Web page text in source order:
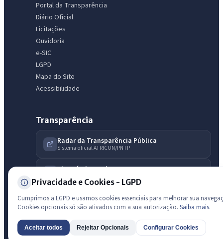
Portal da Transparência
Diário Oficial
Licitações
Ouvidoria
e-SIC
LGPD
Mapa do Site
Acessibilidade
Transparência
Radar da Transparência Pública
Sistema oficial ATRICON/PNTP
Diagnóstico Atricon
Privacidade e Cookies - LGPD
Cumprimos a LGPD e usamos cookies essenciais para melhorar sua
Cookies opcionais só são ativados com a sua autorização. Saiba mais.
Aceitar todos Rejeitar Opcionais Configurar Cookies
Olá. Pergunte sobre serviços, notícias, legislação, Diário Oficial,
licitações, estrutura ou transparência do município.
Licitações abertas